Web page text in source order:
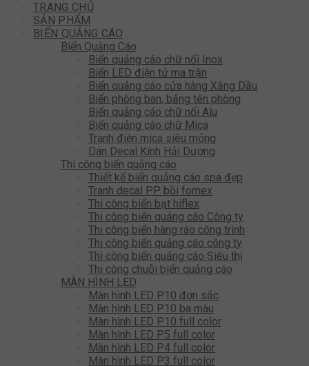
TRANG CHỦ
SẢN PHẨM
BIỂN QUẢNG CÁO
Biển Quảng Cáo
Biển quảng cáo chữ nổi Inox
Biển LED điện tử ma trận
Biển quảng cáo cửa hàng Xăng Dầu
Biển phòng ban, bảng tên phòng
Biển quảng cáo chữ nổi Alu
Biển quảng cáo chữ Mica
Tranh điện mica siêu mỏng
Dán Decal Kính Hải Dương
Thi công biển quảng cáo
Thiết kế biển quảng cáo spa đẹp
Tranh decal PP bồi fomex
Thi công biển bạt hiflex
Thi công biển quảng cáo Công ty
Thi công biển hàng rào công trình
Thi công biển quảng cáo công ty
Thi công biển quảng cáo Siêu thị
Thi công chuỗi biển quảng cáo
MÀN HÌNH LED
Màn hình LED P10 đơn sắc
Màn hình LED P10 ba màu
Màn hình LED P10 full color
Màn hình LED P5 full color
Màn hình LED P4 full color
Màn hình LED P3 full color